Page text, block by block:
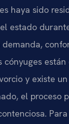
haya sido
estado
cónyuges
y existe
el proceso